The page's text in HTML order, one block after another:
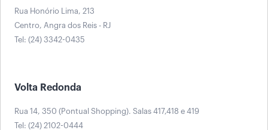
Rua Honório Lima, 213
Centro, Angra dos Reis - RJ
Tel: (24) 3342-0435
Volta Redonda
Rua 14, 350 (Pontual Shopping). Salas 417,418 e 419
Tel: (24) 2102-0444